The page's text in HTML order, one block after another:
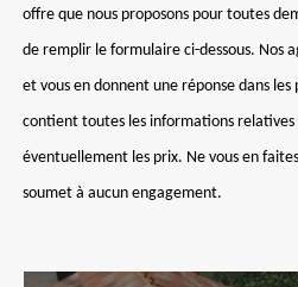
offre que nous proposons pour toutes
de remplir le formulaire ci-dessous.
et vous en donnent une réponse dans les
contient toutes les informations
éventuellement les prix. Ne vous en
soumet à aucun engagement.